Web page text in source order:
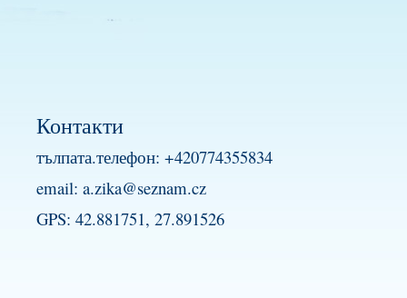
Контакти
тълпата.телефон: +420774355834
email: a.zika@seznam.cz
GPS: 42.881751, 27.891526